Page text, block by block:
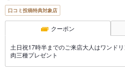
口コミ投稿特典対象店
クーポン
土日祝17時半までのご来店大人はワンド
肉三種プレゼント